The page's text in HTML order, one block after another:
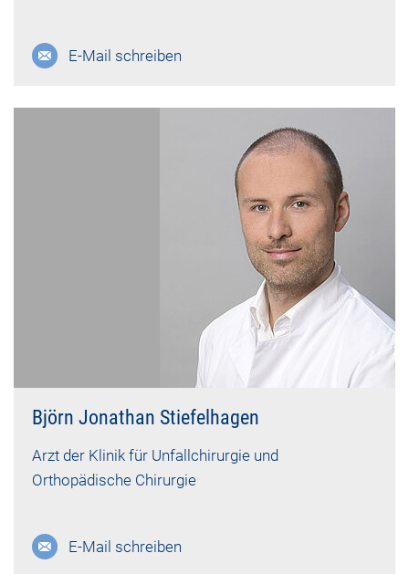
E-Mail schreiben
Björn Jonathan Stiefelhagen
Arzt der Klinik für Unfallchirurgie und
Orthopädische Chirurgie
E-Mail schreiben